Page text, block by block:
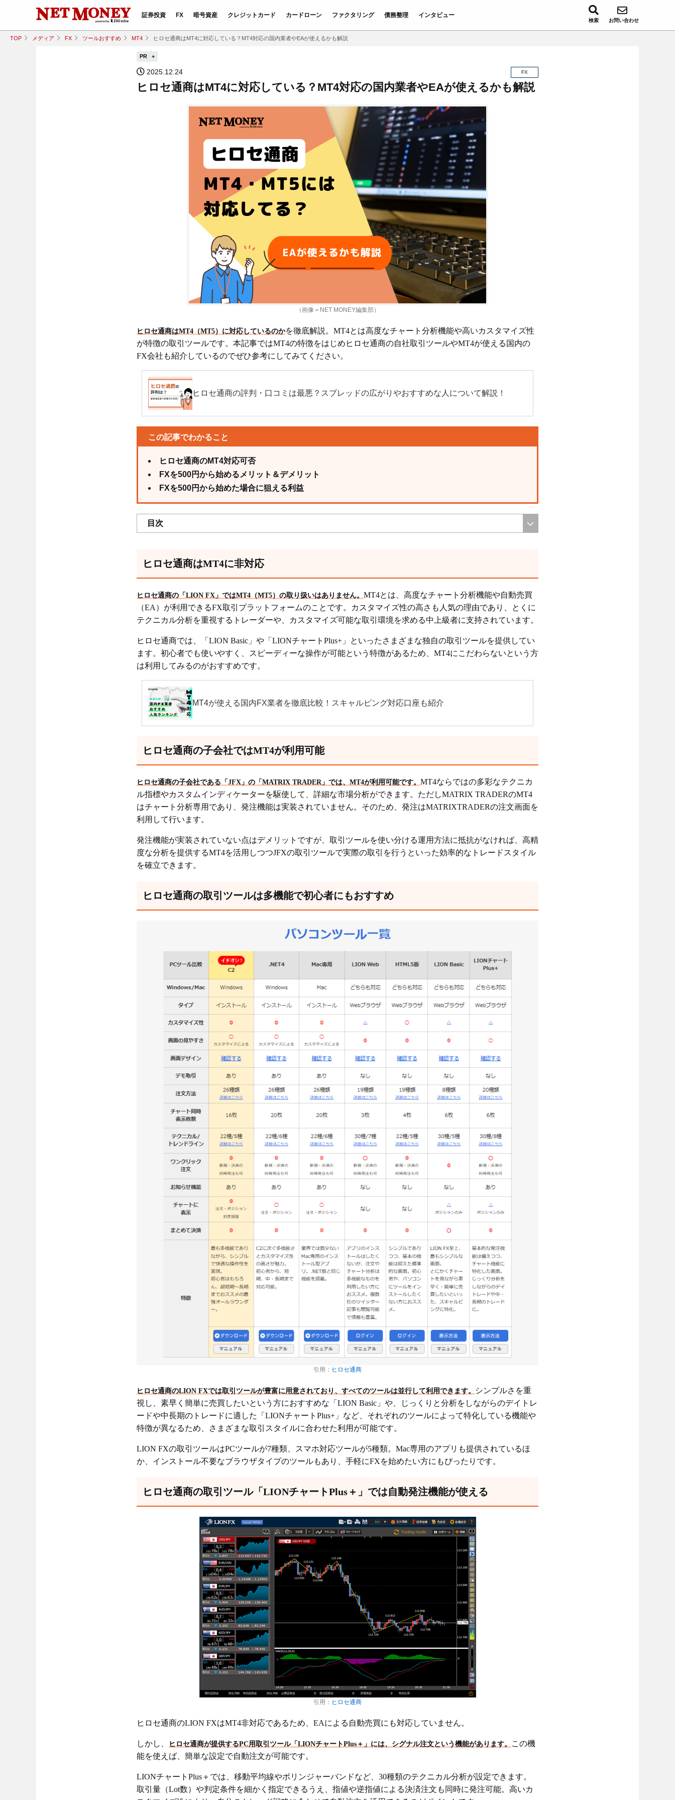
証券投資 FX 暗号資産 クレジットカード カードローン ファクタリング 債務整理 インタビュー
検索 お問い合わせ
TOP メディア FX ツールおすすめ MT4 ヒロセ通商はMT4に対応している？MT4対応の国内業者やEAが使えるかも解説
PR
2025.12.24 FX
ヒロセ通商はMT4に対応している？MT4対応の国内業者やEAが使えるかも解説
（画像＝NET MONEY編集部）
ヒロセ通商はMT4（MT5）に対応しているのかを徹底解説。MT4とは高度なチャート分析機能や高いカスタマイズ性
が特徴の取引ツールです。本記事ではMT4の特徴をはじめヒロセ通商の自社取引ツールやMT4が使える国内の
FX会社も紹介しているのでぜひ参考にしてみてください。
ヒロセ通商の評判・口コミは最悪？スプレッドの広がりやおすすめな人について解説！
この記事でわかること
ヒロセ通商のMT4対応可否
FXを500円から始めるメリット＆デメリット
FXを500円から始めた場合に狙える利益
目次
ヒロセ通商はMT4に非対応
ヒロセ通商の「LION FX」ではMT4（MT5）の取り扱いはありません。 MT4とは、高度なチャート分析機能や自動売買
（EA）が利用できるFX取引プラットフォームのことです。カスタマイズ性の高さも人気の理由であり、とくに
テクニカル分析を重視するトレーダーや、カスタマイズ可能な取引環境を求める中上級者に支持されています。
ヒロセ通商では、「LION Basic」や「LIONチャートPlus+」といったさまざまな独自の取引ツールを提供してい
ます。初心者でも使いやすく、スピーディーな操作が可能という特徴があるため、MT4にこだわらないという方
は利用してみるのがおすすめです。
MT4が使える国内FX業者を徹底比較！スキャルピング対応口座も紹介
ヒロセ通商の子会社ではMT4が利用可能
ヒロセ通商の子会社である「JFX」の「MATRIX TRADER」では、MT4が利用可能です。 MT4ならではの多彩なテクニカ
ル指標やカスタムインディケーターを駆使して、詳細な市場分析ができます。ただしMATRIX TRADERのMT4
はチャート分析専用であり、発注機能は実装されていません。そのため、発注はMATRIXTRADERの注文画面を
利用して行います。
発注機能が実装されていない点はデメリットですが、取引ツールを使い分ける運用方法に抵抗がなければ、高精
度な分析を提供するMT4を活用しつつJFXの取引ツールで実際の取引を行うといった効率的なトレードスタイル
を確立できます。
ヒロセ通商の取引ツールは多機能で初心者にもおすすめ
引用： ヒロセ通商
ヒロセ通商のLION FXでは取引ツールが豊富に用意されており、すべてのツールは並行して利用できます。
シンプルさを重
視し、素早く簡単に売買したいという方におすすめな「LION Basic」や、じっくりと分析をしながらのデイトレ
ードや中長期のトレードに適した「LIONチャートPlus+」など、それぞれのツールによって特化している機能や
特徴が異なるため、さまざまな取引スタイルに合わせた利用が可能です。
LION FXの取引ツールはPCツールが7種類、スマホ対応ツールが5種類。Mac専用のアプリも提供されているほ
か、インストール不要なブラウザタイプのツールもあり、手軽にFXを始めたい方にもぴったりです。
ヒロセ通商の取引ツール「LIONチャートPlus＋」では自動発注機能が使える
引用： ヒロセ通商
ヒロセ通商のLION FXはMT4非対応であるため、EAによる自動売買にも対応していません。
しかし、 ヒロセ通商が提供するPC用取引ツール「LIONチャートPlus＋」には、シグナル注文という機能があります。
この機
能を使えば、簡単な設定で自動注文が可能です。
LIONチャートPlus＋では、移動平均線やボリンジャーバンドなど、30種類のテクニカル分析が設定できます。
取引量（Lot数）や判定条件を細かく指定できるうえ、指値や逆指値による決済注文も同時に発注可能。高いカ